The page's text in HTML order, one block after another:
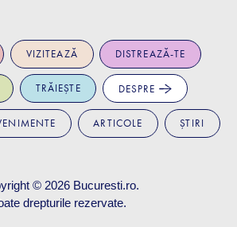
VIZITEAZĂ DISTREAZĂ-TE
TRĂIEȘTE DESPRE
ARTICOLE ȘTIRI
© 2026 Bucuresti.ro.
drepturile rezervate.